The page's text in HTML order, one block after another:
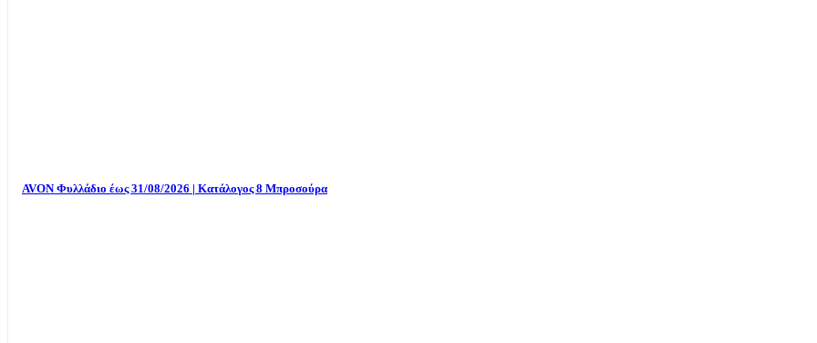
AVON Φυλλάδιο έως 31/08/2026 | Κατάλογος 8 Μπροσούρα